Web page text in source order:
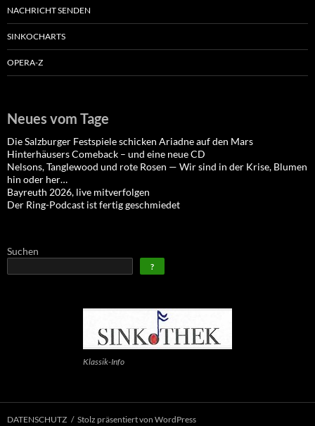
NACHRICHT SENDEN
SINKOCHARTS
OPERA-Z
Neues vom Tage
Die Salzburger Festspiele schicken Ariadne auf den Mars
Hinterhäusers Comeback – und eine neue CD
Nelsons, Tanglewood und rote Rosen — Wir sind in der Krise, Blumen
hin oder her…
Bayreuth 2026, live mitverfolgen
Der Ring-Podcast ist fertig geschmiedet
Suchen
?
Klassik-Info
DATENSCHUTZ Stolz präsentiert von WordPress